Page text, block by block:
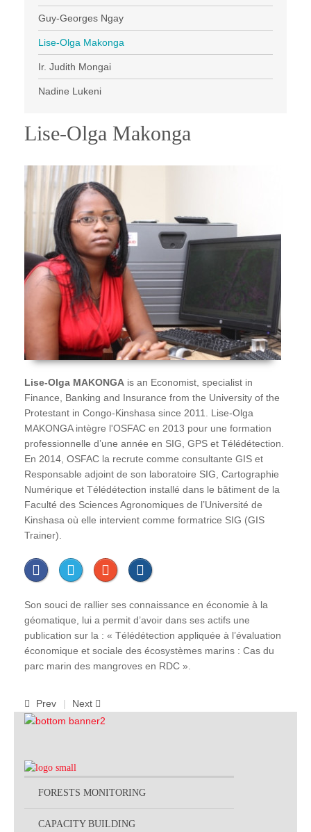
Guy-Georges Ngay
Lise-Olga Makonga
Ir. Judith Mongai
Nadine Lukeni
Lise-Olga Makonga
Lise-Olga MAKONGA is an Economist, specialist in
Finance, Banking and Insurance from the University of the
Protestant in Congo-Kinshasa since 2011. Lise-Olga
MAKONGA intègre l'OSFAC en 2013 pour une formation
professionnelle d’une année en SIG, GPS et Télédétection.
En 2014, OSFAC la recrute comme consultante GIS et
Responsable adjoint de son laboratoire SIG, Cartographie
Numérique et Télédétection installé dans le bâtiment de la
Faculté des Sciences Agronomiques de l’Université de
Kinshasa où elle intervient comme formatrice SIG (GIS
Trainer).
Son souci de rallier ses connaissance en économie à la
géomatique, lui a permit d’avoir dans ses actifs une
publication sur la : « Télédétection appliquée à l’évaluation
économique et sociale des écosystèmes marins : Cas du
parc marin des mangroves en RDC ».
Prev Next
FORESTS MONITORING
CAPACITY BUILDING